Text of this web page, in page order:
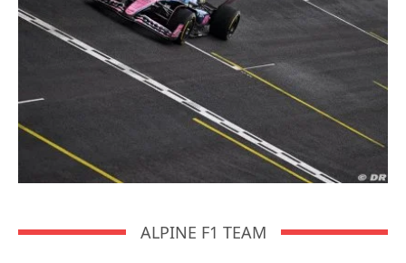
ALPINE F1 TEAM